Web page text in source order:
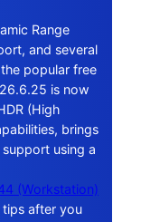
Range
and several
popular free
is now
(High
brings
using a
(Workstation)
tips after you